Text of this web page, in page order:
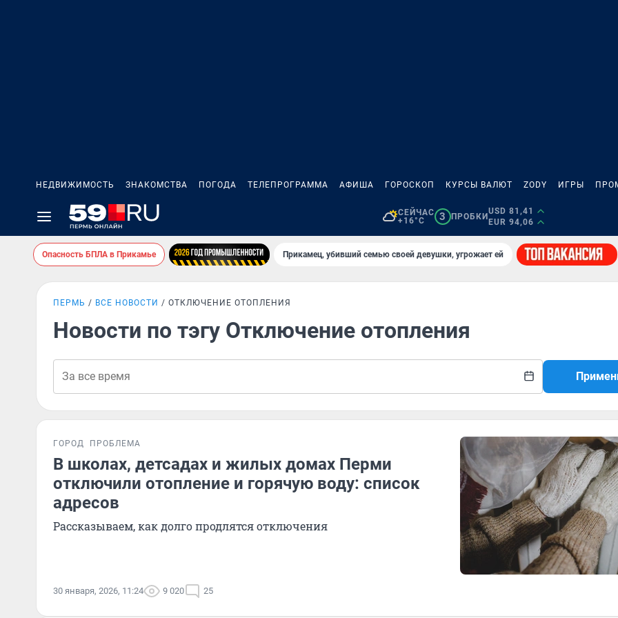
НЕДВИЖИМОСТЬ ЗНАКОМСТВА ПОГОДА ТЕЛЕПРОГРАММА АФИША ГОРОСКОП КУРСЫ ВАЛЮТ ZODY ИГРЫ
СЕЙЧАС
+16°C
3 ПРОБКИ
USD 81,41
EUR 94,06
Опасность БПЛА в Прикамье Прикамец, убивший семью своей девушки, угрожает ей
ПЕРМЬ ВСЕ НОВОСТИ ОТКЛЮЧЕНИЕ ОТОПЛЕНИЯ
Новости по тэгу Отключение отопления
ГОРОД ПРОБЛЕМА
В школах, детсадах и жилых домах Перми
отключили отопление и горячую воду: список
адресов
Рассказываем, как долго продлятся отключения
30 января, 2026, 11:24 9 020 25